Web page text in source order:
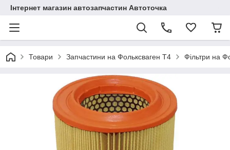
Інтернет магазин автозапчастин Автоточка
Товари Запчастини на Фольксваген Т4 Фільтри на